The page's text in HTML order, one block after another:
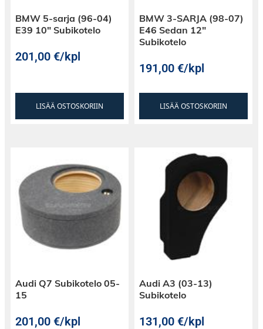
BMW 5-sarja (96-04)
E39 10″ Subikotelo
201,00€/kpl
LISÄÄ OSTOSKORIIN
BMW 3-SARJA (98-07)
E46 Sedan 12″
Subikotelo
191,00€/kpl
LISÄÄ OSTOSKORIIN
Audi Q7 Subikotelo 05-
15
201,00€/kpl
Audi A3 (03-13)
Subikotelo
131,00€/kpl